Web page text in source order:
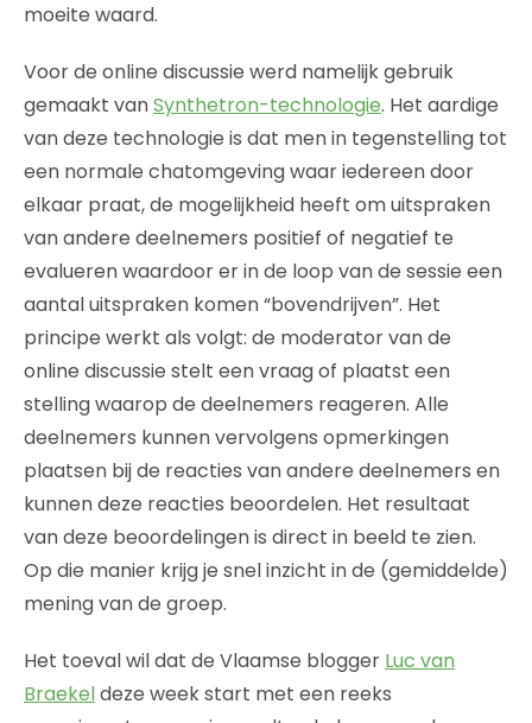
moeite waard.
Voor de online discussie werd namelijk gebruik
gemaakt vanSynthetron-technologie. Het aardige
van deze technologie is dat men in tegenstelling tot
een normale chatomgeving waar iedereen door
elkaar praat, de mogelijkheid heeft om uitspraken
van andere deelnemers positief of negatief te
evalueren waardoor er in de loop van de sessie een
aantal uitspraken komen “bovendrijven”. Het
principe werkt als volgt: de moderator van de
online discussie stelt een vraag of plaatst een
stelling waarop de deelnemers reageren. Alle
deelnemers kunnen vervolgens opmerkingen
plaatsen bij de reacties van andere deelnemers en
kunnen deze reacties beoordelen. Het resultaat
van deze beoordelingen is direct in beeld te zien.
Op die manier krijg je snel inzicht in de (gemiddelde)
mening van de groep.
Het toeval wil dat de Vlaamse blogger Luc van
Braekeldeze week start met een reeks